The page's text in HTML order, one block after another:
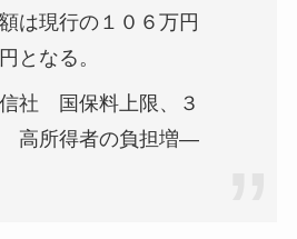
は現行の１０６万円
となる。
社 国保料上限、３
高所得者の負担増―